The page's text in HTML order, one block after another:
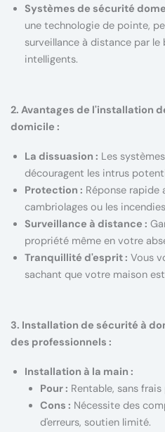
Systèmes de sécurité
une technologie de pointe,
surveillance à distance par
intelligents.
2. Avantages de l'installation
domicile :
La dissuasion : Les
découragent les intrus
Protection : Réponse rapide
cambriolages ou les
Surveillance à distance :
propriété même en votre
Tranquillité d'esprit : Vous
sachant que votre maison
3. Installation de sécurité à
des professionnels :
Installation à la main :
Pour : Rentable, sans
Cons : Nécessite des
d'erreurs, soutien limité.